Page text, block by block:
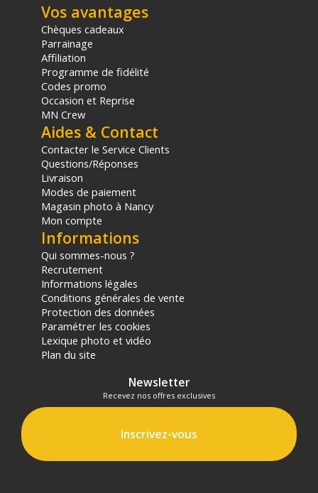
Vos avantages
Chèques cadeaux
Parrainage
Affiliation
Programme de fidélité
Codes promo
Occasion et Reprise
MN Crew
Aides & Contact
Contacter le Service Clients
Questions/Réponses
Livraison
Modes de paiement
Magasin photo à Nancy
Mon compte
Informations
Qui sommes-nous ?
Recrutement
Informations légales
Conditions générales de vente
Protection des données
Paramétrer les cookies
Lexique photo et vidéo
Plan du site
Newsletter
Recevez nos offres exclusives
Inscrivez-vous